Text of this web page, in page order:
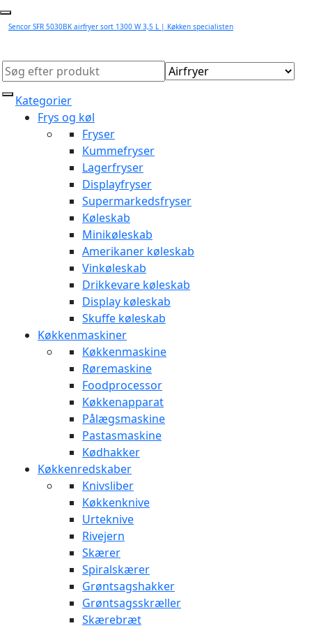
Sencor SFR 5030BK airfryer sort 1300 W 3,5 L | Køkken specialisten
Kategorier
Frys og køl
Fryser
Kummefryser
Lagerfryser
Displayfryser
Supermarkedsfryser
Køleskab
Minikøleskab
Amerikaner køleskab
Vinkøleskab
Drikkevare køleskab
Display køleskab
Skuffe køleskab
Køkkenmaskiner
Køkkenmaskine
Røremaskine
Foodprocessor
Køkkenapparat
Pålægsmaskine
Pastasmaskine
Kødhakker
Køkkenredskaber
Knivsliber
Køkkenknive
Urteknive
Rivejern
Skærer
Spiralskærer
Grøntsagshakker
Grøntsagsskræller
Skærebræt